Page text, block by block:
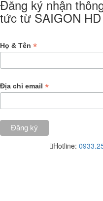
Đăng ký nhận
tức từ SAIGON HD
Họ & Tên *
Địa chỉ email *
Hotline: